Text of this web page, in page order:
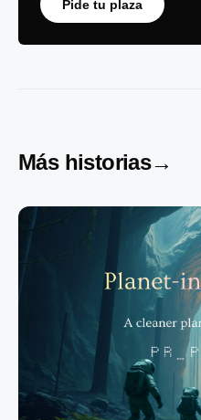
Pide tu plaza
Más historias→